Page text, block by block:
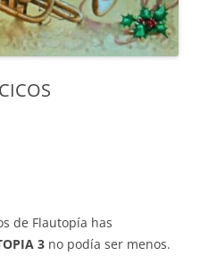
de Flautopía has
3 no podía ser menos.